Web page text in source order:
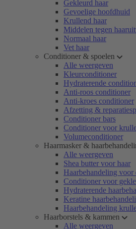
Gekleurd haar
Gevoelige hoofdhuid
Krullend haar
Middelen tegen
Normaal haar
Vet haar
Conditioner & spoelen
Alle weergeven
Kleurconditioner
Hydraterende
Anti-roos conditioner
Anti-kroes conditioner
Afzetting &
Conditioner bars
Conditioner voor
Volumeconditioner
Haarmasker &
Alle weergeven
Shea butter voor haar
Haarbehandeling voor
Conditioner voor
Hydraterende
Keratine
Haarbehandeling
Haarborstels & kammen
Alle weergeven